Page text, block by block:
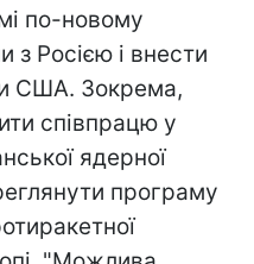
по-новому
з Росією і внести
США. Зокрема,
співпрацю у
ядерної
програму